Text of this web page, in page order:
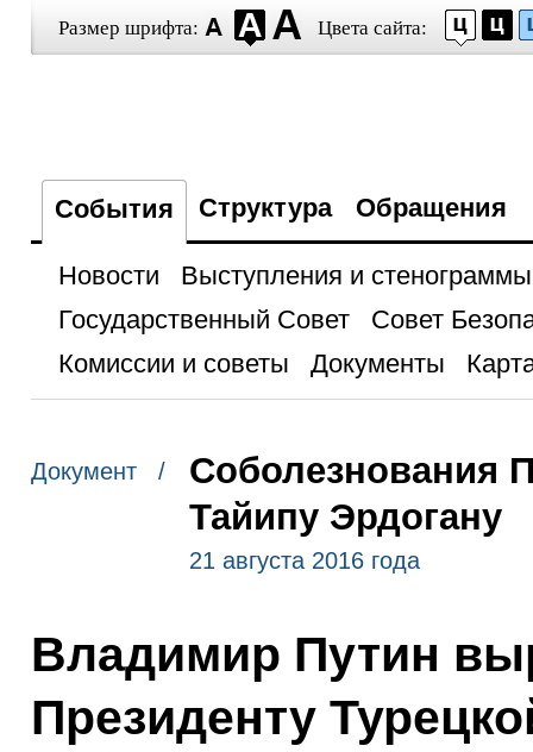
Размер шрифта: Цвета сайта:
События Структура Обращения
Новости
Выступления и стенограммы
Государственный Совет
Совет
Комиссии и советы
Документы
Документ /
Соболезнования
Тайипу Эрдогану
21 августа 2016 года
Владимир Путин
Президенту